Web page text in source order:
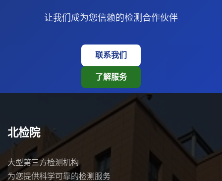
让我们成为您信赖的检测合作伙伴
联系我们
了解服务
北检院
大型第三方检测机构
为您提供科学可靠的检测服务